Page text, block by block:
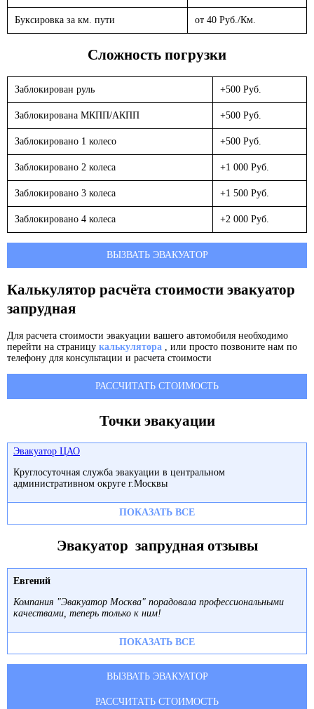
Буксировка за км. пути от 40 Руб./Км.
Сложность погрузки
Заблокирован руль +500 Руб.
Заблокирована МКПП/АКПП +500 Руб.
Заблокировано 1 колесо +500 Руб.
Заблокировано 2 колеса +1 000 Руб.
Заблокировано 3 колеса +1 500 Руб.
Заблокировано 4 колеса +2 000 Руб.
ВЫЗВАТЬ ЭВАКУАТОР
Калькулятор расчёта стоимости эвакуатор
запрудная
Для расчета стоимости эвакуации вашего автомобиля необходимо
перейти на страницу калькулятора , или просто позвоните нам по
телефону для консультации и расчета стоимости
РАССЧИТАТЬ СТОИМОСТЬ
Точки эвакуации
Эвакуатор ЦАО
Круглосуточная служба эвакуации в центральном
административном округе г.Москвы
ПОКАЗАТЬ ВСЕ
Эвакуатор запрудная отзывы
Евгений
Компания "Эвакуатор Москва" порадовала профессиональными
качествами, теперь только к ним!
ПОКАЗАТЬ ВСЕ
ВЫЗВАТЬ ЭВАКУАТОР
РАССЧИТАТЬ СТОИМОСТЬ